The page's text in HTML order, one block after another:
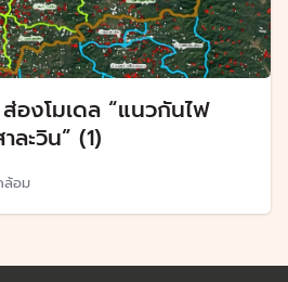
องโมเดล “แนวกันไฟ
ะวิน” (1)
ล้อม